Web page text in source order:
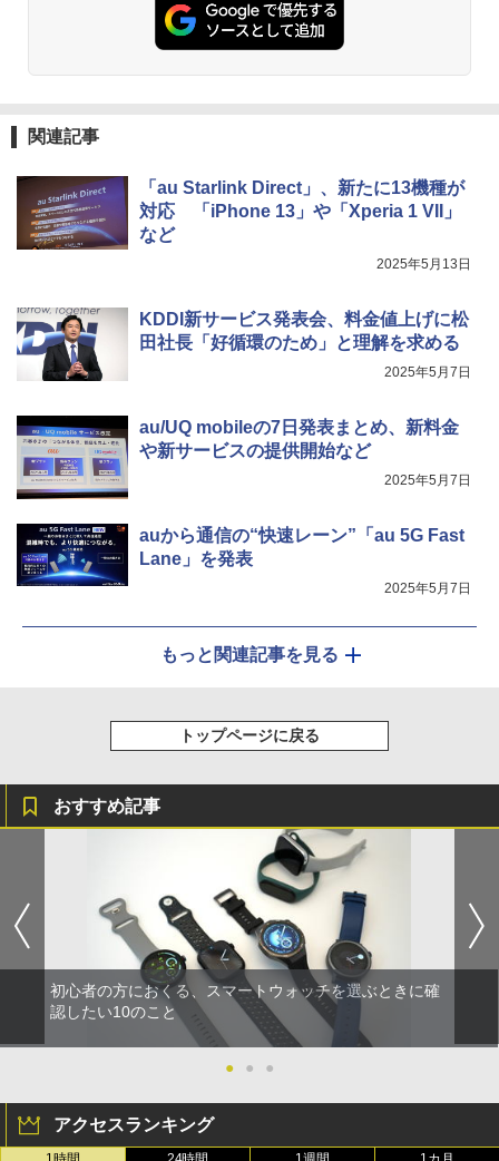
関連記事
「au Starlink Direct」、新たに13機種が
対応 「iPhone 13」や「Xperia 1 VII」
など
2025年5月13日
KDDI新サービス発表会、料金値上げに松
田社長「好循環のため」と理解を求める
2025年5月7日
au/UQ mobileの7日発表まとめ、新料金
や新サービスの提供開始など
2025年5月7日
auから通信の“快速レーン”「au 5G Fast
Lane」を発表
2025年5月7日
もっと関連記事を見る
トップページに戻る
おすすめ記事
初心者の方におくる、スマートウォッチを選ぶときに確
認したい10のこと
● ● ●
アクセスランキング